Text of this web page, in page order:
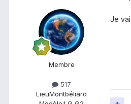
Membre
517
LieuMontbéliard
Je